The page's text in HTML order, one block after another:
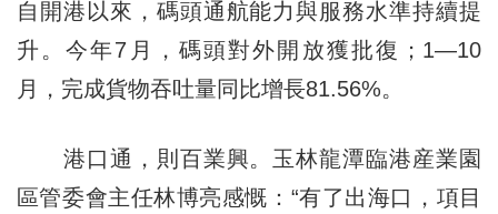
自開港以來，碼頭通航能力與服務水準持續提
升。今年7月，碼頭對外開放獲批復；1—10
月，完成貨物吞吐量同比增長81.56%。
港口通，則百業興。玉林龍潭臨港産業園
區管委會主任林博亮感慨：“有了出海口，項目